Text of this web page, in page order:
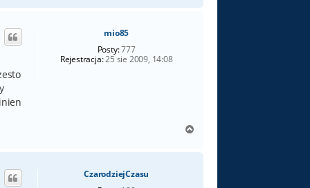
g
mio85
Posty:777
Rejestracja:25 sie 2009, 14:08
g
CzarodziejCzasu